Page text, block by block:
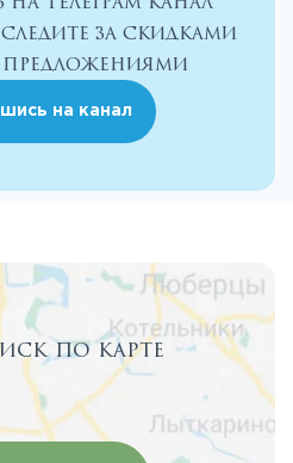
за скидками
на канал
по карте